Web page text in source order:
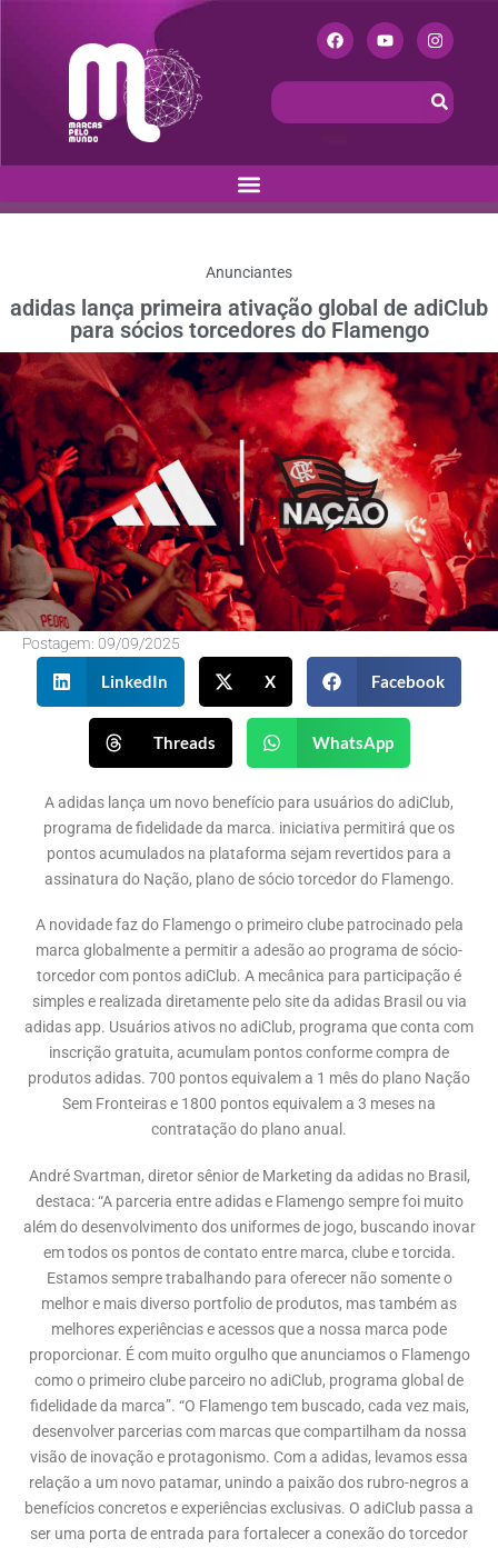
Anunciantes
adidas lança primeira ativação global de adiClub
para sócios torcedores do Flamengo
Postagem: 09/09/2025
LinkedIn X Facebook
Threads WhatsApp
A adidas lança um novo benefício para usuários do adiClub,
programa de fidelidade da marca. iniciativa permitirá que os
pontos acumulados na plataforma sejam revertidos para a
assinatura do Nação, plano de sócio torcedor do Flamengo.
A novidade faz do Flamengo o primeiro clube patrocinado pela
marca globalmente a permitir a adesão ao programa de sócio-
torcedor com pontos adiClub. A mecânica para participação é
simples e realizada diretamente pelo site da adidas Brasil ou via
adidas app. Usuários ativos no adiClub, programa que conta com
inscrição gratuita, acumulam pontos conforme compra de
produtos adidas. 700 pontos equivalem a 1 mês do plano Nação
Sem Fronteiras e 1800 pontos equivalem a 3 meses na
contratação do plano anual.
André Svartman, diretor sênior de Marketing da adidas no Brasil,
destaca: “A parceria entre adidas e Flamengo sempre foi muito
além do desenvolvimento dos uniformes de jogo, buscando inovar
em todos os pontos de contato entre marca, clube e torcida.
Estamos sempre trabalhando para oferecer não somente o
melhor e mais diverso portfolio de produtos, mas também as
melhores experiências e acessos que a nossa marca pode
proporcionar. É com muito orgulho que anunciamos o Flamengo
como o primeiro clube parceiro no adiClub, programa global de
fidelidade da marca”. “O Flamengo tem buscado, cada vez mais,
desenvolver parcerias com marcas que compartilham da nossa
visão de inovação e protagonismo. Com a adidas, levamos essa
relação a um novo patamar, unindo a paixão dos rubro-negros a
benefícios concretos e experiências exclusivas. O adiClub passa a
ser uma porta de entrada para fortalecer a conexão do torcedor